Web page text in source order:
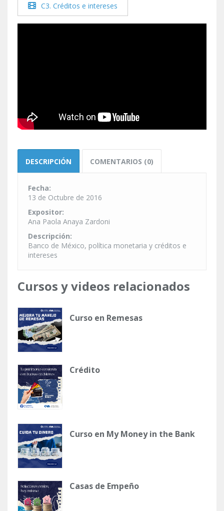
C3. Créditos e intereses
DESCRIPCIÓN COMENTARIOS (0)
Fecha:
13 de Octubre de 2016
Expositor:
Ana Paola Anaya Zardoni
Descripción:
Banco de México, política monetaria y créditos e
intereses
Cursos y videos relacionados
Curso en Remesas
Crédito
Curso en My Money in the Bank
Casas de Empeño